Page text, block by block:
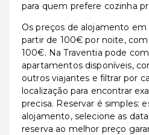
para quem prefere cozinha
Os preços de alojamento
partir de 100€ por noite,
100€. Na Traventia pode
apartamentos disponíveis,
outros viajantes e filtrar por
localização para encontrar
precisa. Reservar é simples:
alojamento, selecione as
reserva ao melhor preço